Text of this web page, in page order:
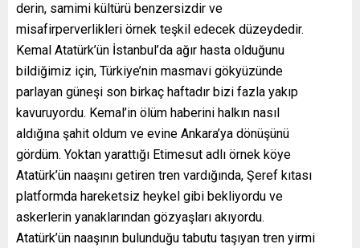
derin, samimi kültürü benzersizdir ve
misafirperverlikleri örnek teşkil edecek düzeydedir.
Kemal Atatürk’ün İstanbul’da ağır hasta olduğunu
bildiğimiz için, Türkiye’nin masmavi gökyüzünde
parlayan güneşi son birkaç haftadır bizi fazla yakıp
kavuruyordu. Kemal’in ölüm haberini halkın nasıl
aldığına şahit oldum ve evine Ankara’ya dönüşünü
gördüm. Yoktan yarattığı Etimesut adlı örnek köye
Atatürk’ün naaşını getiren tren vardığında, Şeref kıtası
platformda hareketsiz heykel gibi bekliyordu ve
askerlerin yanaklarından gözyaşları akıyordu.
Atatürk’ün naaşının bulunduğu tabutu taşıyan tren yirmi